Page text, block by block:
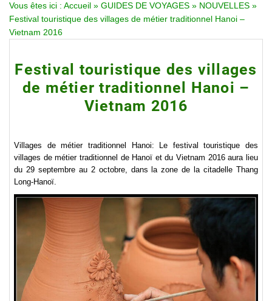
Vous êtes ici : Accueil » GUIDES DE VOYAGES » NOUVELLES »
Festival touristique des villages de métier traditionnel Hanoi –
Vietnam 2016
Festival touristique des villages
de métier traditionnel Hanoi –
Vietnam 2016
Villages de métier traditionnel Hanoi: Le festival touristique des
villages de métier traditionnel de Hanoï et du Vietnam 2016 aura lieu
du 29 septembre au 2 octobre, dans la zone de la citadelle Thang
Long-Hanoï.